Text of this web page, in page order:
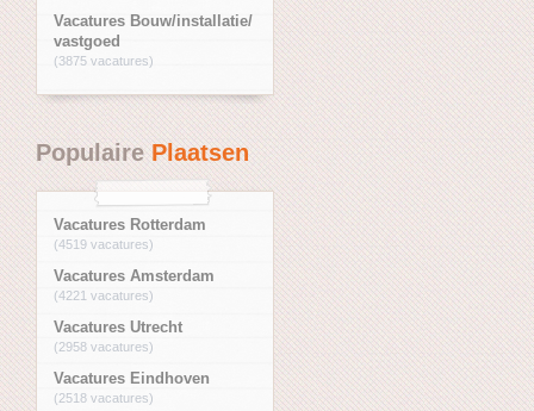
Vacatures Bouw/installatie/
vastgoed
(3875 vacatures)
PopulairePlaatsen
Vacatures Rotterdam
(4519 vacatures)
Vacatures Amsterdam
(4221 vacatures)
Vacatures Utrecht
(2958 vacatures)
Vacatures Eindhoven
(2518 vacatures)